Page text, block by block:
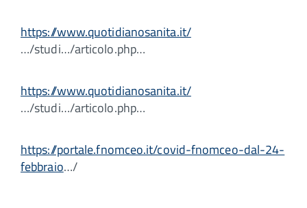
https://www.quotidianosanita.it/
…/studi…/articolo.php…
https://www.quotidianosanita.it/
…/studi…/articolo.php…
https://portale.fnomceo.it/covid-fnomceo-dal-24-
febbraio…/